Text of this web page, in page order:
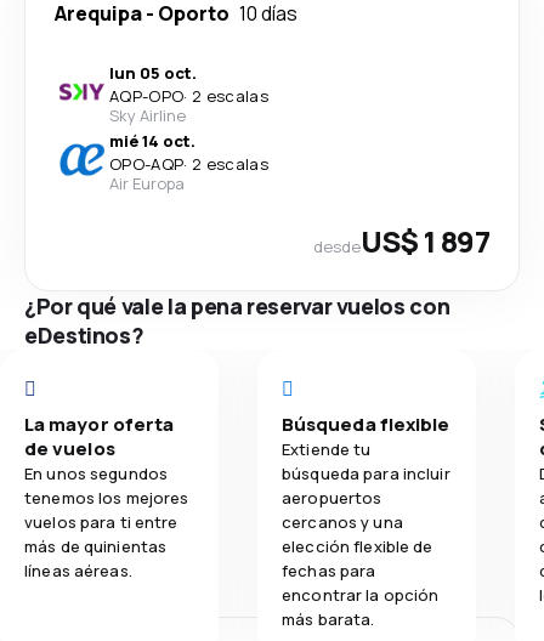
Arequipa- Oporto 10 días
lun 05 oct.
AQP-OPO· 2 escalas
Sky Airline
mié 14 oct.
OPO-AQP· 2 escalas
Air Europa
desdeUS$ 1 897
¿Por qué vale la pena reservar vuelos con
eDestinos?
La mayor oferta
de vuelos
En unos segundos
tenemos los mejores
vuelos para ti entre
más de quinientas
líneas aéreas.
Búsqueda flexible
Extiende tu
búsqueda para incluir
aeropuertos
cercanos y una
elección flexible de
fechas para
encontrar la opción
más barata.